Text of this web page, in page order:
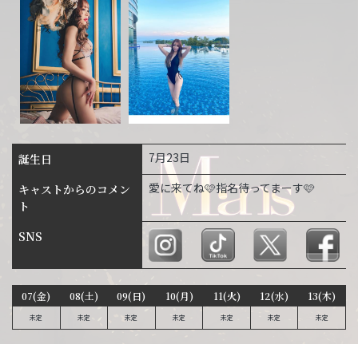
誕生日
7月23日
キャストからのコメン
ト
愛に来てね🩷指名待ってまーす🩷
SNS
07(金)
未定
08(土)
未定
09(日)
未定
10(月)
未定
11(火)
未定
12(水)
未定
13(木)
未定